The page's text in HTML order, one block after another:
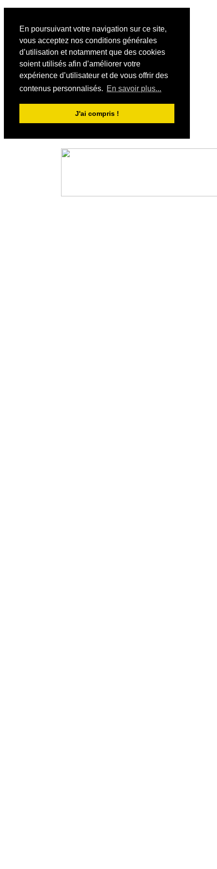
En poursuivant votre navigation sur ce site,
vous acceptez nos conditions générales
d’utilisation et notamment que des cookies
soient utilisés afin d’améliorer votre
expérience d’utilisateur et de vous offrir des
contenus personnalisés. En savoir plus...
J'ai compris !